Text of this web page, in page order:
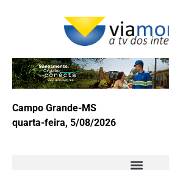
Campo Grande-MS
quarta-feira, 5/08/2026